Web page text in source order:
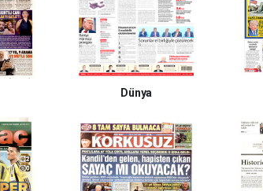
Dünya